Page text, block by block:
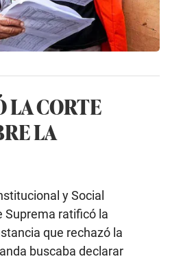
LA CORTE
LA
y Social
Suprema ratificó la
que rechazó la
buscaba declarar